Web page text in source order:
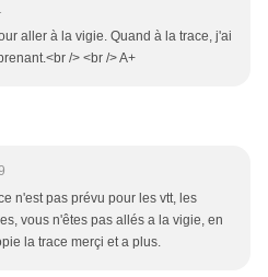
aller à la vigie. Quand à la trace, j'ai
/> <br /> A+
n'est pas prévu pour les vtt, les
vous n'êtes pas allés a la vigie, en
la trace merçi et a plus.